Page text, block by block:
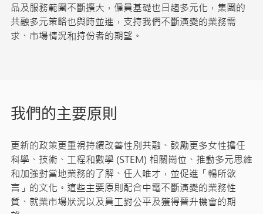
品及服務範圍不斷擴大，僱員基礎也日趨多元化，集團的
共融多元策略也與時並進，支持我們不斷演變的業務需
求、市場情況和持份者的期望。
我們的主要原則
更新的政策更重視持續改善性別共融、鼓勵更多女性擔任
科學、技術、工程和數學 (STEM) 相關崗位、推動多元思維
和加強對當地業務的了解、任人唯才，並促進「暢所欲
言」的文化。這些主要原則配合中電不斷演變的業務性
質、就業市場狀況以及員工對公平及獲得晉升機會的期